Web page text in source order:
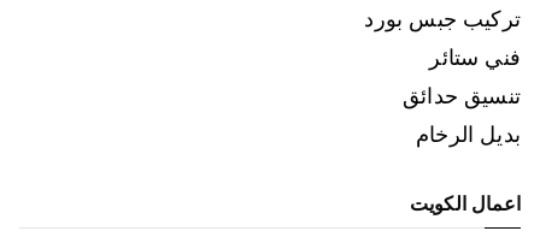
تركيب جبس بورد
فني ستائر
تنسيق حدائق
بديل الرخام
اعمال الكويت